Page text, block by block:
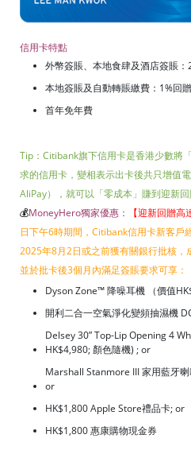
信用卡特點
外幣簽賬、本地食肆及酒店簽賬：
本地簽賬及自動轉賬繳費：1%回贈
首年免年費
Tip：Citibank旗下信用卡是香港少數將
求的信用卡，變相表示出卡後共只增值
AliPay），就可以「零成本」賺到迎新回
💰MoneyHero獨家優惠： 【迎新回贈高
日下午6時期間，Citibank信用卡新客戶
2025年8月2日或之前獲有關銀行批核
並於批卡後3個月內滿足簽賬要求可享：
Dyson Zone™ 降噪耳機 （價值
開利二合一空氣淨化變頻抽濕機
Delsey 30” Top-Lip Opening 4
HK$4,980; 顏色隨機) ; or
Marshall Stanmore III 家用藍牙
or
HK$1,800 Apple Store禮品卡; or
HK$1,800 惠康購物現金券